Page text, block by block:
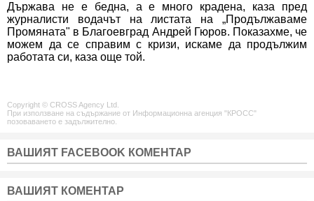
Държава не е бедна, а е много крадена, каза пред
журналисти водачът на листата на „Продължаваме
Промяната" в Благоевград Андрей Гюров. Показахме, че
можем да се справим с кризи, искаме да продължим
работата си, каза още той.
Copyright © CROSS Agency Ltd.
При използване на съдържание от Информационна агенция "КРОСС"
позоваването е задължително.
ВАШИЯТ FACEBOOK КОМЕНТАР
ВАШИЯТ КОМЕНТАР